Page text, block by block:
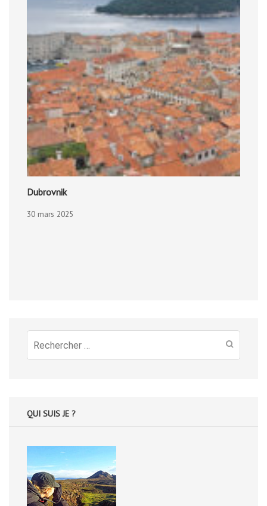
Dubrovnik
30 mars 2025
Recherche
pour
QUI SUIS JE ?